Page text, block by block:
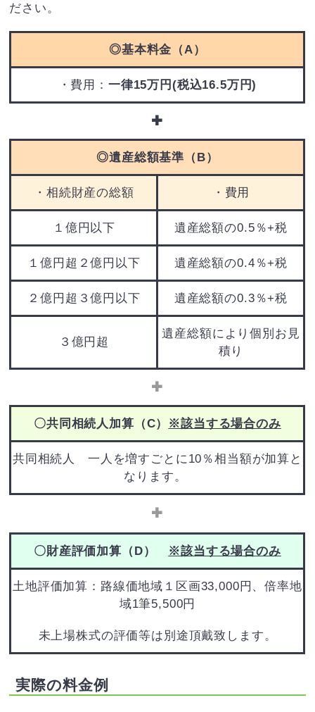
ださい。
◎基本料金（A）
・費用： 一律15万円(税込16.5万円)
✚
◎遺産総額基準（B）
・相続財産の総額 ・費用
１億円以下 遺産総額の0.5％+税
１億円超２億円以下 遺産総額の0.4％+税
２億円超３億円以下 遺産総額の0.3％+税
３億円超
遺産総額により個別お見
積り
✚
〇共同相続人加算（C） ※該当する場合のみ
共同相続人 一人を増すごとに10％相当額が加算と
なります。
✚
〇財産評価加算（D） ※該当する場合のみ
土地評価加算：路線価地域１区画33,000円、倍率地
域1筆5,500円
未上場株式の評価等は別途頂戴致します。
実際の料金例